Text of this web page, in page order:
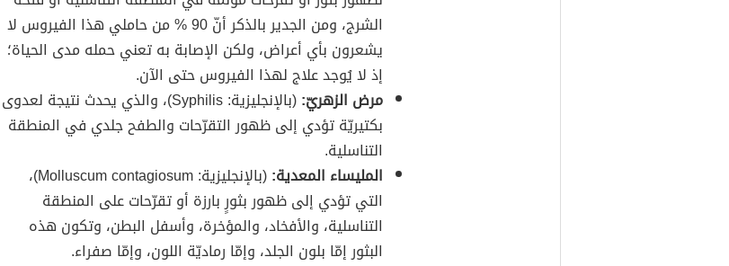
الشرج، ومن الجدير بالذكر أنّ 90 % من حاملي هذا الفيروس لا
يشعرون بأي أعراض، ولكن الإصابة به تعني حمله مدى الحياة؛
إذ لا يُوجد علاج لهذا الفيروس حتى الآن.
مرض الزهريّ:
(بالإنجليزية: Syphilis)، والذي يحدث نتيجة لعدوى
بكتيريّة تؤدي إلى ظهور التقرّحات والطفح جلدي في المنطقة
التناسلية.
المليساء المعدية:
(بالإنجليزية: Molluscum contagiosum)،
التي تؤدي إلى ظهور بثورٍ بارزة أو تقرّحات على المنطقة
التناسلية، والأفخاد، والمؤخرة، وأسفل البطن، وتكون هذه
البثور إمّا بلون الجلد، وإمّا رماديّة اللون، وإمّا صفراء.